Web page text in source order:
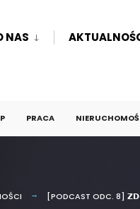
NAS
PRACA
[PODCAST ODC. 8]